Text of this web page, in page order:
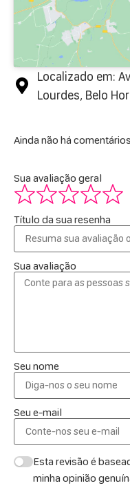
Localizado em:
Lourdes, Belo
Ainda não há
Sua avaliação geral
Título da sua resenha
Sua avaliação
Seu nome
Seu e-mail
Esta revisão é
minha opinião